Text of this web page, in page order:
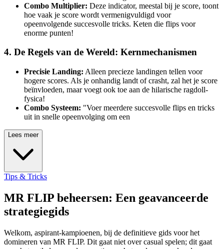
Combo Multiplier: Deze indicator, meestal bij je score, toont
hoe vaak je score wordt vermenigvuldigd voor
opeenvolgende succesvolle tricks. Keten die flips voor
enorme punten!
4. De Regels van de Wereld: Kernmechanismen
Precisie Landing: Alleen precieze landingen tellen voor
hogere scores. Als je onhandig landt of crasht, zal het je score
beïnvloeden, maar voegt ook toe aan de hilarische ragdoll-
fysica!
Combo Systeem: "Voer meerdere succesvolle flips en tricks
uit in snelle opeenvolging om een
Lees meer
Tips & Tricks
MR FLIP beheersen: Een geavanceerde
strategiegids
Welkom, aspirant-kampioenen, bij de definitieve gids voor het
domineren van MR FLIP. Dit gaat niet over casual spelen; dit gaat